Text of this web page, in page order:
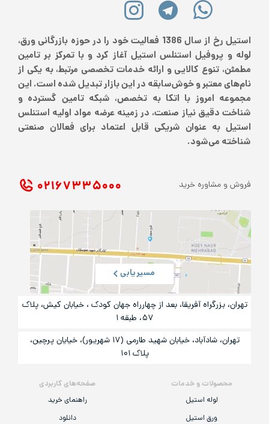
استیل رخ از سال 1386 فعالیت خود را در حوزه بازرگانی ورق،
لوله و پروفیل استنلس استیل آغاز کرد و با تمرکز بر تامین
مطمئن، تنوع کالایی و ارائه خدمات تخصصی مرتبط، به یکی از
نام‌های معتبر و خوش‌سابقه در این بازار تبدیل شده است. این
مجموعه امروز با اتکا به تخصص، شبکه تامین گسترده و
شناخت دقیق نیاز صنعت، در زمینه عرضه مواد اولیه استنلس
استیل به عنوان شریکی قابل اعتماد برای فعالان صنعتی
شناخته می‌شود.
محصولات و خدمات
لوله استیل
ورق استیل
صفحه‌های کاربردی
راهنمای خرید
دانلود
فروش و مشاوره خرید ۰۲۱ ۶۷۳۳۵۰۰۰
مسیریابی
تهران، بزرگراه آفریقا، بعد از چهارراه جهان کودک ، خیابان کیش، پلاک
۵۷، طبقه ۱
تهران، شادآباد، خیابان شهید طارمی (۱۷ شهریور)، خیایان پرچین،
پلاک ۱۰۱